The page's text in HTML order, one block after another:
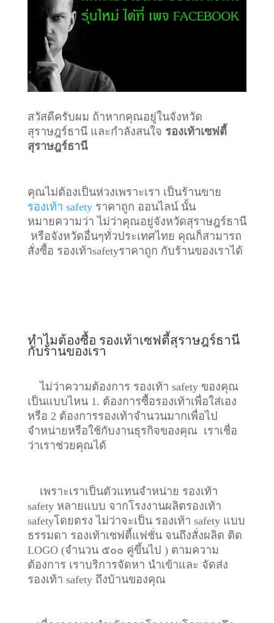
สวัสดีครับผม ถ้าหากคุณอยู่ในจังหวัด
สุราษฎร์ธานี และกำลังสนใจ รองเท้าเซฟตี้
สุราษฎร์ธานี
คุณไม่ต้องเป็นห่วงเพราะเรา เป็นร้านขาย
รองเท้า safetyราคาถูก ออนไลน์ นั้น
หมายความว่า ไม่ว่าคุณอยู่จังหวัดสุราษฎร์ธานี
หรือจังหวัดอื่นๆทั่วประเทศไทย คุณก็สามารถ
สั่งซื้อ รองเท้าsafetyราคาถูก กับร้านของเราได้
ทำไมต้องซื้อ รองเท้าเซฟตี้สุราษฎร์ธานี
กับร้านของเรา
ไม่ว่าความต้องการ รองเท้า safety ของคุณ
เป็นแบบไหน 1. ต้องการซื้อรองเท้าเพื่อใส่เอง
หรือ 2 ต้องการรองเท้าจำนวนมากเพื่อไป
จำหน่ายหรือใช้กับงานธุรกิจของคุณ เราเชื่อ
ว่าเราช่วยคุณได้
เพราะเราเป็นตัวแทนจำหน่าย รองเท้า
safety หลายแบบ จากโรงงานผลิตรองเท้า
safetyโดยตรง ไม่ว่าจะเป็น รองเท้า safety แบบ
ธรรมดา รองเท้าเซฟตี้แฟชั่น จนถึงสั่งผลิต ติด
LOGO (จำนวน ๕๐๐ คู่ขึ้นไป ) ตามความ
ต้องการ เราบริการจัดหา นำเข้าและ จัดส่ง
รองเท้า safety ถึงบ้านของคุณ